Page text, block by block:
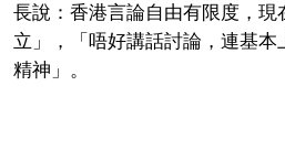
長說：香港言論自由有限度，現
立」，「唔好講話討論，連基
精神」。